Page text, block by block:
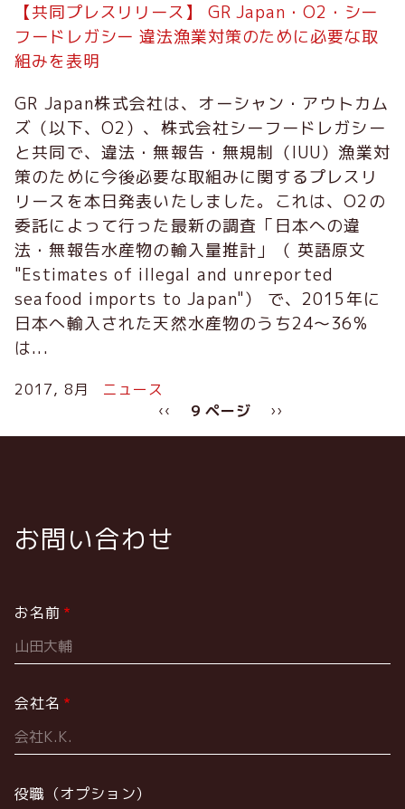
【共同プレスリリース】 GR Japan・O2・シー
フードレガシー 違法漁業対策のために必要な取
組みを表明
GR Japan株式会社は、オーシャン・アウトカム
ズ（以下、O2）、株式会社シーフードレガシー
と共同で、違法・無報告・無規制（IUU）漁業対
策のために今後必要な取組みに関するプレスリ
リースを本日発表いたしました。これは、O2の
委託によって行った最新の調査「日本への違
法・無報告水産物の輸入量推計」（ 英語原文
"Estimates of illegal and unreported
seafood imports to Japan"） で、2015年に
日本へ輸入された天然水産物のうち24〜36%
は...
2017, 8月 ニュース
前
ペ
‹‹ 9 ページ
次
ペ
››
お問い合わせ
お名前
会社名
役職（オプション）